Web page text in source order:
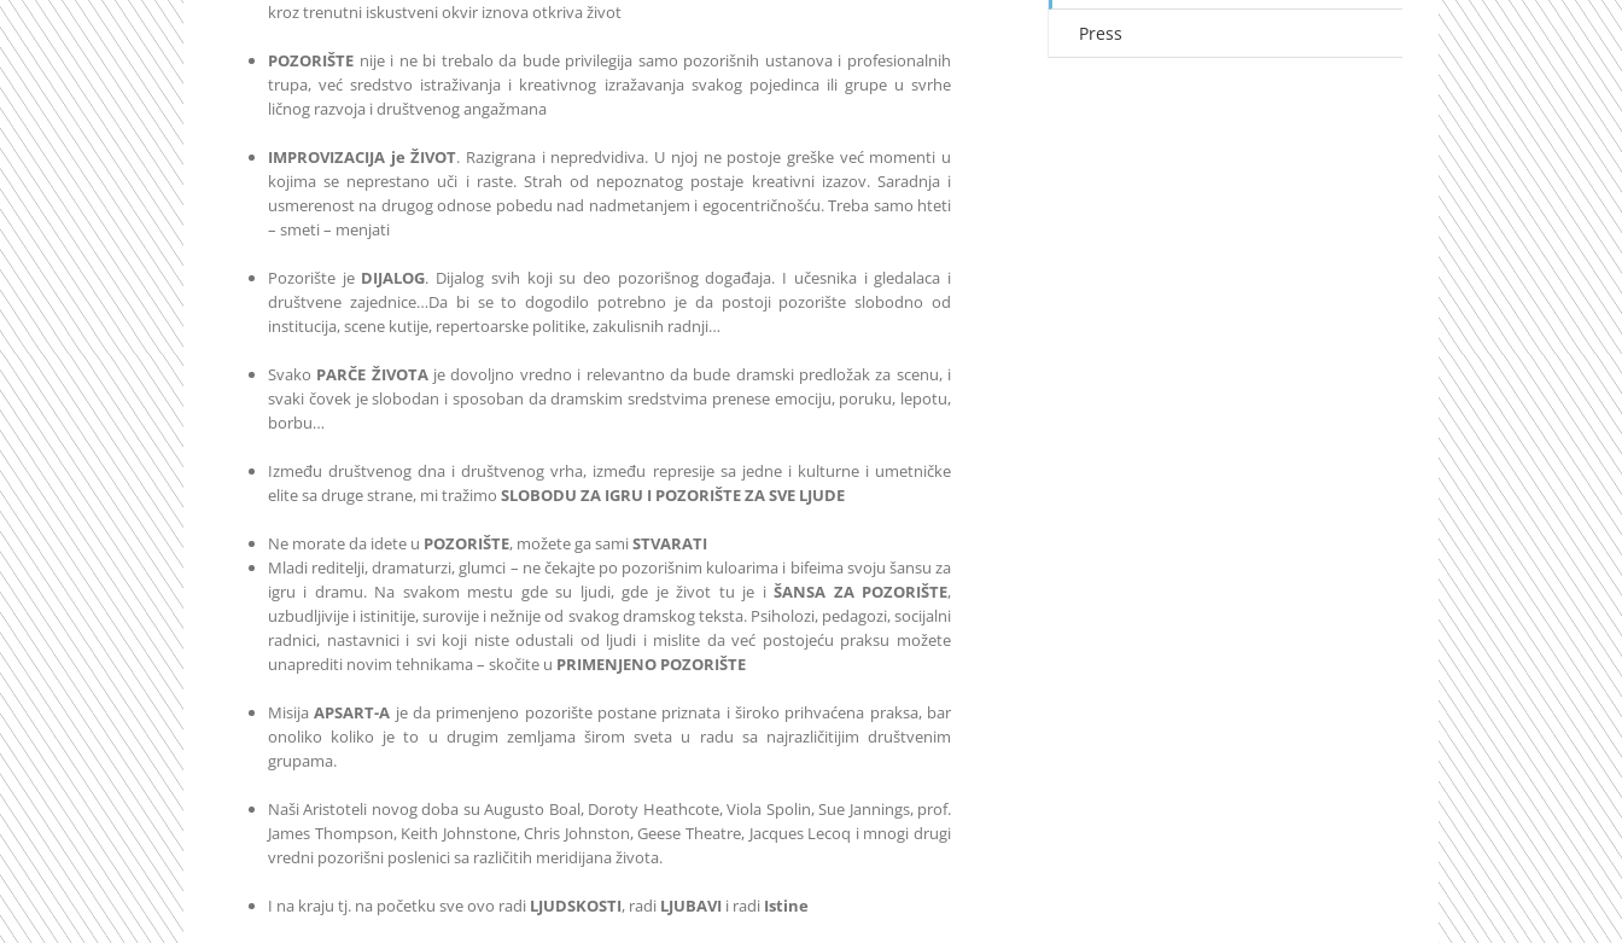
kroz trenutni iskustveni okvir iznova otkriva život
POZORIŠTE nije i ne bi trebalo da bude privilegija samo pozorišnih ustanova i profesionalnih
trupa, već sredstvo istraživanja i kreativnog izražavanja svakog pojedinca ili grupe u svrhe
ličnog razvoja i društvenog angažmana
IMPROVIZACIJA je ŽIVOT. Razigrana i nepredvidiva. U njoj ne postoje greške već momenti u
kojima se neprestano uči i raste. Strah od nepoznatog postaje kreativni izazov. Saradnja i
usmerenost na drugog odnose pobedu nad nadmetanjem i egocentričnošću. Treba samo hteti
– smeti – menjati
Pozorište je DIJALOG. Dijalog svih koji su deo pozorišnog događaja. I učesnika i gledalaca i
društvene zajednice…Da bi se to dogodilo potrebno je da postoji pozorište slobodno od
institucija, scene kutije, repertoarske politike, zakulisnih radnji…
Svako PARČE ŽIVOTAje dovoljno vredno i relevantno da bude dramski predložak za scenu, i
svaki čovek je slobodan i sposoban da dramskim sredstvima prenese emociju, poruku, lepotu,
borbu…
Između društvenog dna i društvenog vrha, između represije sa jedne i kulturne i umetničke
elite sa druge strane, mi tražimo SLOBODU ZA IGRU I POZORIŠTE ZA SVE LJUDE
Ne morate da idete u POZORIŠTE, možete ga samiSTVARATI
Mladi reditelji, dramaturzi, glumci – ne čekajte po pozorišnim kuloarima i bifeima svoju šansu za
igru i dramu. Na svakom mestu gde su ljudi, gde je život tu je iŠANSA ZA POZORIŠTE,
uzbudljivije i istinitije, surovije i nežnije od svakog dramskog teksta. Psiholozi, pedagozi, socijalni
radnici, nastavnici i svi koji niste odustali od ljudi i mislite da već postojeću praksu možete
unaprediti novim tehnikama – skočite u PRIMENJENO POZORIŠTE
Misija APSART-A je da primenjeno pozorište postane priznata i široko prihvaćena praksa, bar
onoliko koliko je to u drugim zemljama širom sveta u radu sa najrazličitijim društvenim
grupama.
Naši Aristoteli novog doba su Augusto Boal, Doroty Heathcote, Viola Spolin, Sue Jannings, prof.
James Thompson, Keith Johnstone, Chris Johnston, Geese Theatre, Jacques Lecoq i mnogi drugi
vredni pozorišni poslenici sa različitih meridijana života.
I na kraju tj. na početku sve ovo radi LJUDSKOSTI, radi LJUBAVI i radi Istine
Press